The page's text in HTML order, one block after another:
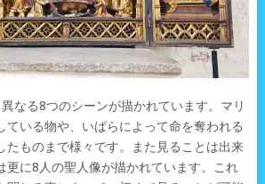
なる8つのシーンが描かれています。マリ
ている物や、いばらによって命を奪われる
たものまで様々です。また見ることは出来
更に8人の聖人像が描かれています。これ